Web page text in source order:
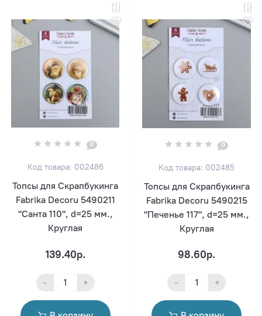
0
Код товара: 002486
Топсы для Скрапбукинга
Fabrika Decoru 5490211
"Санта 110", d=25 мм.,
Круглая
139.40р.
- +
0
Код товара: 002485
Топсы для Скрапбукинга
Fabrika Decoru 5490215
"Печенье 117", d=25 мм.,
Круглая
98.60р.
- +